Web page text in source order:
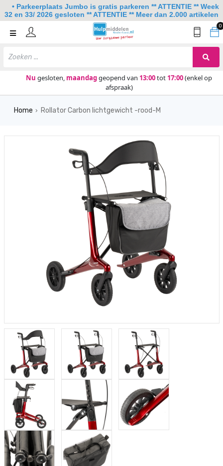
0
Nu gesloten, maandaggeopend van 13:00tot 17:00(enkel op
afspraak)
Home
Keuken
Home › Rollator Carbon lichtgewicht -rood-M
• Parkeerplaats Jumbo is gratis parkeren ** ATTENTIE ** Week
32 en 33/ 2026 gesloten ** ATTENTIE ** Meer dan 2.000 artikelen